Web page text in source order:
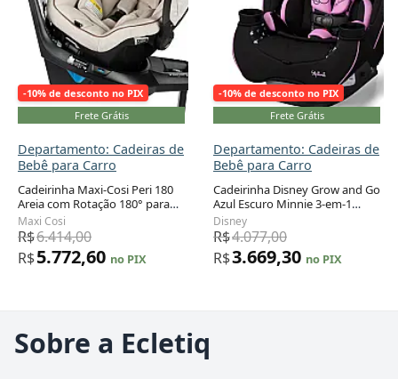
-10% de desconto no PIX
Frete Grátis
Departamento: Cadeiras de
Bebê para Carro
Cadeirinha Maxi-Cosi Peri 180
Areia com Rotação 180° para
Bebê de 1,8 a 13,6 kg
Maxi Cosi
R$6.414,00
R$5.772,60 no PIX
-10% de desconto no PIX
Frete Grátis
Departamento: Cadeiras de
Bebê para Carro
Cadeirinha Disney Grow and Go
Azul Escuro Minnie 3-em-1
Recém-nascido a 45,4 kg
Disney
R$4.077,00
R$3.669,30 no PIX
Sobre a Ecletiq